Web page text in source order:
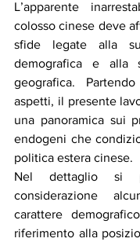
L’apparente
colosso cinese deve
sfide legate alla
demografica e alla
geografica.
aspetti, il presente
una panoramica sui
endogeni che
politica estera cinese.
Nel dettaglio si
considerazione
carattere
riferimento alla